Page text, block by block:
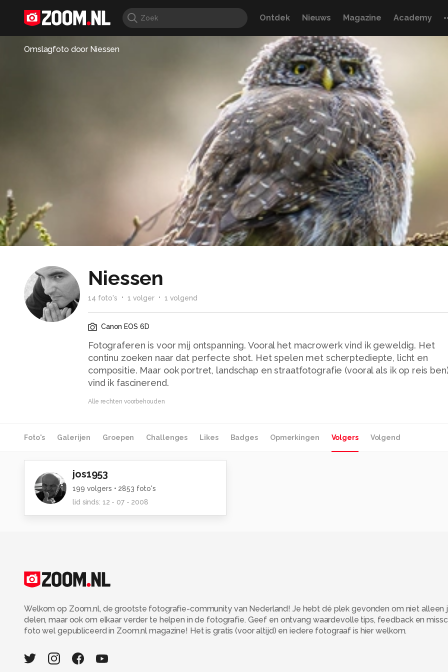
Ontdek Nieuws Magazine Academy
Omslagfoto door Niessen
Niessen
14 foto's 1 volger 1 volgend
Canon EOS 6D
Fotograferen is voor mij ontspanning. Vooral het macrowerk vind ik geweldig. Het
continu zoeken naar dat perfecte shot. Het spelen met scherptediepte, licht en
compositie. Maar ook portret, landschap en straatfotografie (vooral als ik op reis
vind ik fascinerend.
Alle rechten voorbehouden
Foto's Galerijen Groepen Challenges Likes Badges Opmerkingen Volgers Volgend
jos1953
199 volgers • 2853 foto's
lid sinds: 12 - 07 - 2008
Welkom op Zoom.nl, de grootste fotografie-community van Nederland! Je hebt dé plek gevonden om niet
delen, maar ook om elkaar verder te helpen in de fotografie. Geef en ontvang waardevolle tips, feedback en
foto wel gepubliceerd in Zoom.nl magazine! Het is gratis (voor altijd) en iedere fotograaf is hier welkom.